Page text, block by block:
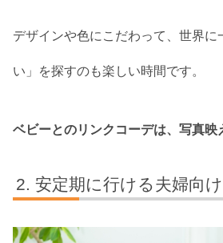
デザインや色にこだわって、世界に
い」を探すのも楽しい時間です。
ベビーとのリンクコーデは、写真映
安定期に行ける夫婦向